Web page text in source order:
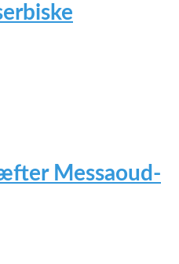
Messaoud-